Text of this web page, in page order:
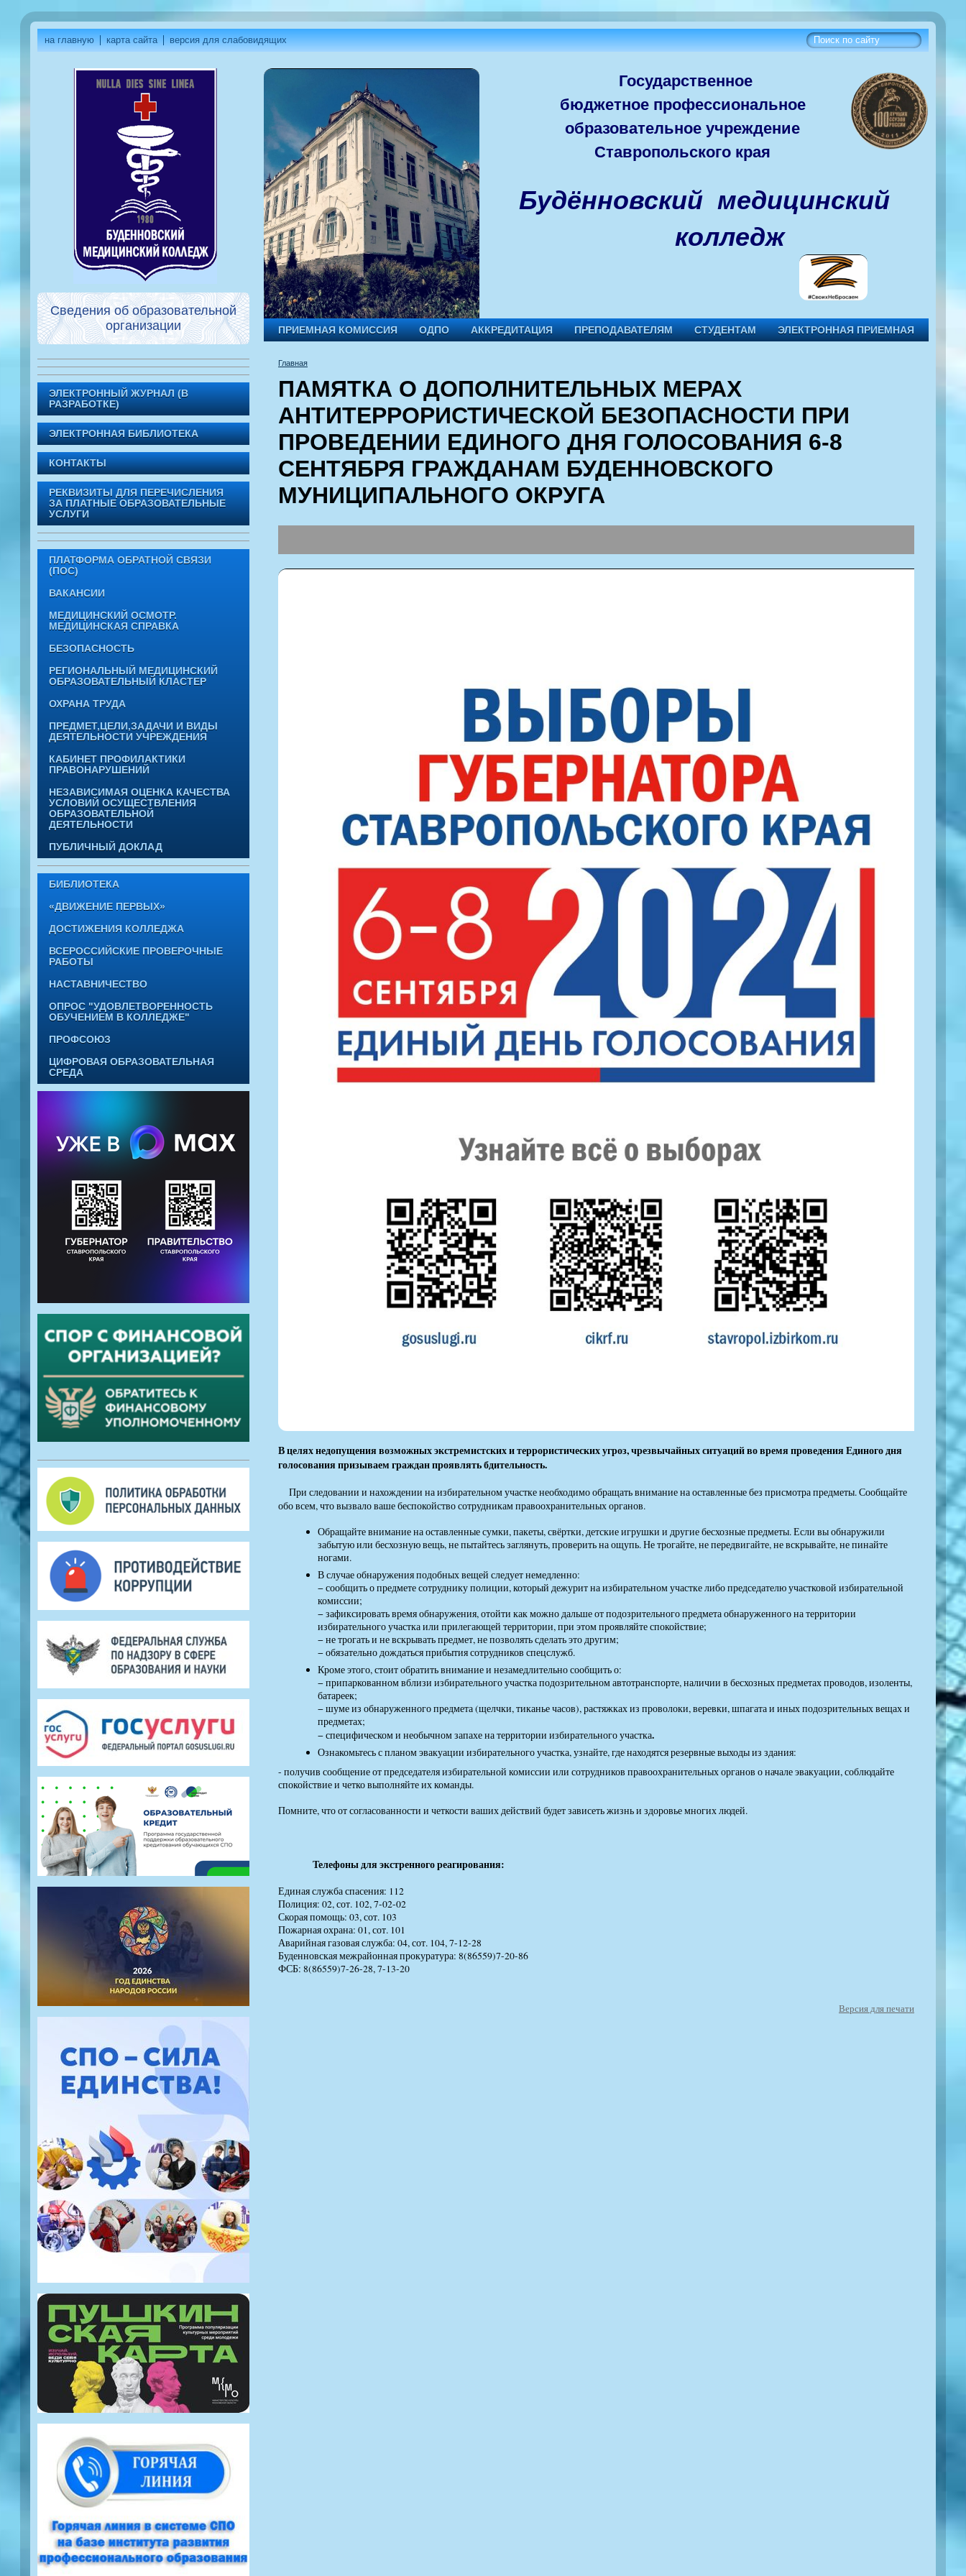
на главную карта сайта версия для слабовидящих
Сведения об образовательной
организации
ЭЛЕКТРОННЫЙ ЖУРНАЛ (В
РАЗРАБОТКЕ)
ЭЛЕКТРОННАЯ БИБЛИОТЕКА
КОНТАКТЫ
РЕКВИЗИТЫ ДЛЯ ПЕРЕЧИСЛЕНИЯ
ЗА ПЛАТНЫЕ ОБРАЗОВАТЕЛЬНЫЕ
УСЛУГИ
ПЛАТФОРМА ОБРАТНОЙ СВЯЗИ
(ПОС)
ВАКАНСИИ
МЕДИЦИНСКИЙ ОСМОТР.
МЕДИЦИНСКАЯ СПРАВКА
БЕЗОПАСНОСТЬ
РЕГИОНАЛЬНЫЙ МЕДИЦИНСКИЙ
ОБРАЗОВАТЕЛЬНЫЙ КЛАСТЕР
ОХРАНА ТРУДА
ПРЕДМЕТ,ЦЕЛИ,ЗАДАЧИ И ВИДЫ
ДЕЯТЕЛЬНОСТИ УЧРЕЖДЕНИЯ
КАБИНЕТ ПРОФИЛАКТИКИ
ПРАВОНАРУШЕНИЙ
НЕЗАВИСИМАЯ ОЦЕНКА КАЧЕСТВА
УСЛОВИЙ ОСУЩЕСТВЛЕНИЯ
ОБРАЗОВАТЕЛЬНОЙ
ДЕЯТЕЛЬНОСТИ
ПУБЛИЧНЫЙ ДОКЛАД
БИБЛИОТЕКА
«ДВИЖЕНИЕ ПЕРВЫХ»
ДОСТИЖЕНИЯ КОЛЛЕДЖА
ВСЕРОССИЙСКИЕ ПРОВЕРОЧНЫЕ
РАБОТЫ
НАСТАВНИЧЕСТВО
ОПРОС "УДОВЛЕТВОРЕННОСТЬ
ОБУЧЕНИЕМ В КОЛЛЕДЖЕ"
ПРОФСОЮЗ
ЦИФРОВАЯ ОБРАЗОВАТЕЛЬНАЯ
СРЕДА
Государственное
бюджетноепрофессиональное
образовательное учреждение
Ставропольского края
Будённовский медицинский
колледж
ПРИЕМНАЯ КОМИССИЯ ОДПО АККРЕДИТАЦИЯ ПРЕПОДАВАТЕЛЯМ СТУДЕНТАМ ЭЛЕКТРОННАЯ ПРИЕМНАЯ
Главная
ПАМЯТКА О ДОПОЛНИТЕЛЬНЫХ МЕРАХ
АНТИТЕРРОРИСТИЧЕСКОЙ БЕЗОПАСНОСТИ ПРИ
ПРОВЕДЕНИИ ЕДИНОГО ДНЯ ГОЛОСОВАНИЯ 6-8
СЕНТЯБРЯ ГРАЖДАНАМ БУДЕННОВСКОГО
МУНИЦИПАЛЬНОГО ОКРУГА
В целях недопущения возможных экстремистских и террористических угроз, чрезвычайных ситуаций во время проведения Единого дня
голосования призываем граждан проявлять бдительность.
При следовании и нахождении на избирательном участке необходимо обращать внимание на оставленные без присмотра предметы. Сообщайте
обо всем, что вызвало ваше беспокойство сотрудникам правоохранительных органов.
Обращайте внимание на оставленные сумки, пакеты, свёртки, детские игрушки и другие бесхозные предметы. Если вы обнаружили
забытую или бесхозную вещь, не пытайтесь заглянуть, проверить на ощупь. Не трогайте, не передвигайте, не вскрывайте, не пинайте
ногами.
В случае обнаружения подобных вещей следует немедленно:
− сообщить о предмете сотруднику полиции, который дежурит на избирательном участке либо председателю участковой избирательной
комиссии;
− зафиксировать время обнаружения, отойти как можно дальше от подозрительного предмета обнаруженного на территории
избирательного участка или прилегающей территории, при этом проявляйте спокойствие;
− не трогать и не вскрывать предмет, не позволять сделать это другим;
− обязательно дождаться прибытия сотрудников спецслужб.
Кроме этого, стоит обратить внимание и незамедлительно сообщить о:
− припаркованном вблизи избирательного участка подозрительном автотранспорте, наличии в бесхозных предметах проводов, изоленты,
батареек;
− шуме из обнаруженного предмета (щелчки, тиканье часов), растяжках из проволоки, веревки, шпагата и иных подозрительных вещах и
предметах;
− специфическом и необычном запахе на территории избирательного участка.
Ознакомьтесь с планом эвакуации избирательного участка, узнайте, где находятся резервные выходы из здания:
- получив сообщение от председателя избирательной комиссии или сотрудников правоохранительных органов о начале эвакуации, соблюдайте
спокойствие и четко выполняйте их команды.
Помните, что от согласованности и четкости ваших действий будет зависеть жизнь и здоровье многих людей.
Телефоны для экстренного реагирования:
Единая служба спасения: 112
Полиция: 02, сот. 102, 7-02-02
Скорая помощь: 03, сот. 103
Пожарная охрана: 01, сот. 101
Аварийная газовая служба: 04, сот. 104, 7-12-28
Буденновская межрайонная прокуратура: 8(86559)7-20-86
ФСБ: 8(86559)7-26-28, 7-13-20
Версия для печати